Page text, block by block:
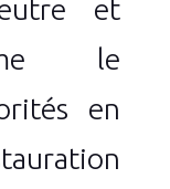
et
le
en